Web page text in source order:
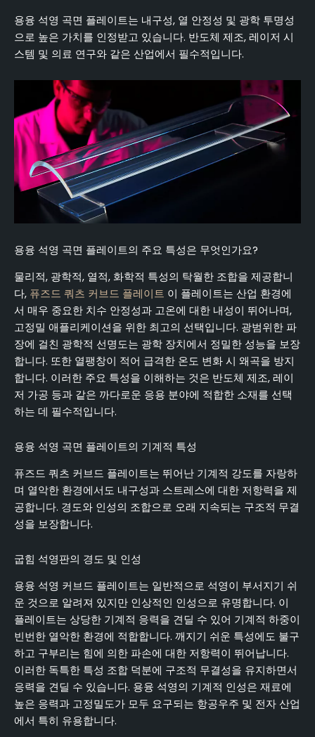
용융 석영 곡면 플레이트는 내구성, 열 안정성 및 광학 투명성
으로 높은 가치를 인정받고 있습니다. 반도체 제조, 레이저 시
스템 및 의료 연구와 같은 산업에서 필수적입니다.
용융 석영 곡면 플레이트의 주요 특성은 무엇인가요?
물리적, 광학적, 열적, 화학적 특성의 탁월한 조합을 제공합니
다, 퓨즈드 쿼츠 커브드 플레이트 이 플레이트는 산업 환경에
서 매우 중요한 치수 안정성과 고온에 대한 내성이 뛰어나며,
고정밀 애플리케이션을 위한 최고의 선택입니다. 광범위한 파
장에 걸친 광학적 선명도는 광학 장치에서 정밀한 성능을 보장
합니다. 또한 열팽창이 적어 급격한 온도 변화 시 왜곡을 방지
합니다. 이러한 주요 특성을 이해하는 것은 반도체 제조, 레이
저 가공 등과 같은 까다로운 응용 분야에 적합한 소재를 선택
하는 데 필수적입니다.
용융 석영 곡면 플레이트의 기계적 특성
퓨즈드 쿼츠 커브드 플레이트는 뛰어난 기계적 강도를 자랑하
며 열악한 환경에서도 내구성과 스트레스에 대한 저항력을 제
공합니다. 경도와 인성의 조합으로 오래 지속되는 구조적 무결
성을 보장합니다.
굽힘 석영판의 경도 및 인성
용융 석영 커브드 플레이트는 일반적으로 석영이 부서지기 쉬
운 것으로 알려져 있지만 인상적인 인성으로 유명합니다. 이
플레이트는 상당한 기계적 응력을 견딜 수 있어 기계적 하중이
빈번한 열악한 환경에 적합합니다. 깨지기 쉬운 특성에도 불구
하고 구부리는 힘에 의한 파손에 대한 저항력이 뛰어납니다.
이러한 독특한 특성 조합 덕분에 구조적 무결성을 유지하면서
응력을 견딜 수 있습니다. 용융 석영의 기계적 인성은 재료에
높은 응력과 고정밀도가 모두 요구되는 항공우주 및 전자 산업
에서 특히 유용합니다.